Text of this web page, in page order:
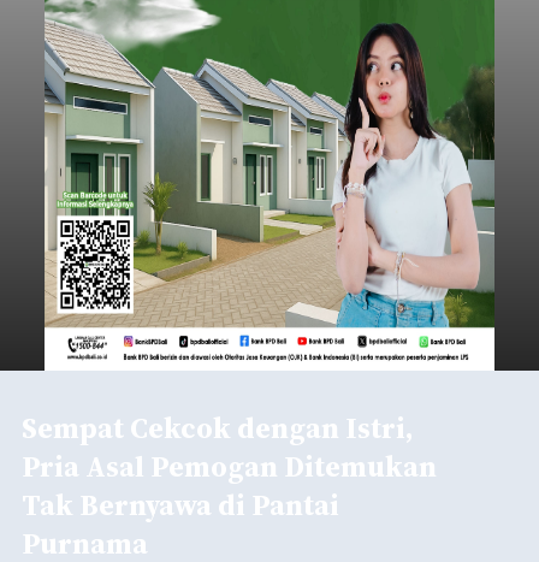
Sempat Cekcok dengan Istri,
Pria Asal Pemogan Ditemukan
Tak Bernyawa di Pantai
Purnama